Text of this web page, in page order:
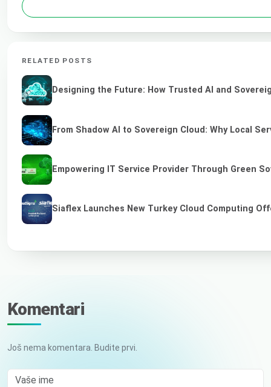
RELATED POSTS
Designing the Future: How Trusted AI and
From Shadow AI to Sovereign Cloud: Why Local
Empowering IT Service Provider Through Green
Siaflex Launches New Turkey Cloud Computing
Komentari
Još nema komentara. Budite prvi.
Vaše ime